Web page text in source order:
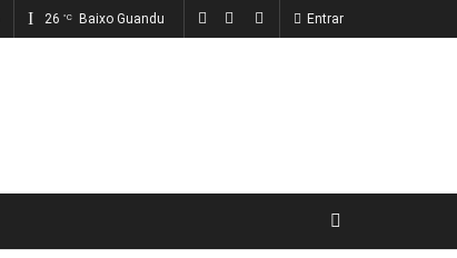
26 °C Baixo Guandu Entrar